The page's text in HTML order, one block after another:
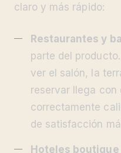
claro y más rápido:
Restaurantes y
parte del
ver el salón, la
reservar llega con
correctamente
de satisfacción
Hoteles boutique